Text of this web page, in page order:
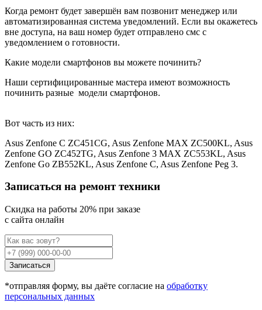
Когда ремонт будет завершён вам позвонит менеджер или
автоматизированная система уведомлений. Если вы окажетесь
вне доступа, на ваш номер будет отправлено смс с
уведомлением о готовности.
Какие модели смартфонов вы можете починить?
Наши сертифицированные мастера имеют возможность
починить разные модели смартфонов.
Вот часть из них:
Asus Zenfone C ZC451CG, Asus Zenfone MAX ZC500KL, Asus
Zenfone GO ZC452TG, Asus Zenfone 3 MAX ZC553KL, Asus
Zenfone Go ZB552KL, Asus Zenfone C, Asus Zenfone Peg 3.
Записаться на ремонт техники
Cкидка на работы 20% при заказе
с сайта онлайн
Записаться
*отправляя форму, вы даёте согласие на обработку
персональных данных